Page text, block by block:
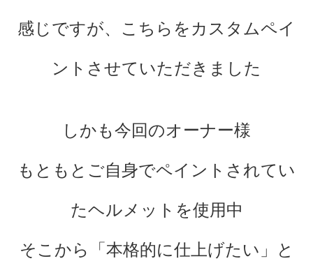
感じですが、こちらをカスタムペイ
ントさせていただきました
しかも今回のオーナー様
もともとご自身でペイントされてい
たヘルメットを使用中
そこから「本格的に仕上げたい」と